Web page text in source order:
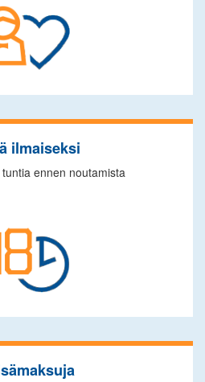
ilmaiseksi
ennen noutamista